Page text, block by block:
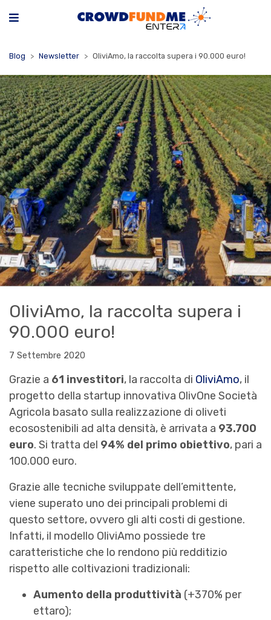
Blog Newsletter OliviAmo, la raccolta supera i 90.000 euro!
OliviAmo, la raccolta supera i
90.000 euro!
7 Settembre 2020
Grazie a 61 investitori, la raccolta di OliviAmo, il
progetto della startup innovativa OlivOne Società
Agricola basato sulla realizzazione di oliveti
ecosostenibili ad alta densità, è arrivata a 93.700
euro. Si tratta del 94% del primo obiettivo, pari a
100.000 euro.
Grazie alle tecniche sviluppate dell’emittente,
viene superato uno dei principali problemi di
questo settore, ovvero gli alti costi di gestione.
Infatti, il modello OliviAmo possiede tre
caratteristiche che lo rendono più redditizio
rispetto alle coltivazioni tradizionali:
Aumento della produttività (+370% per
ettaro);